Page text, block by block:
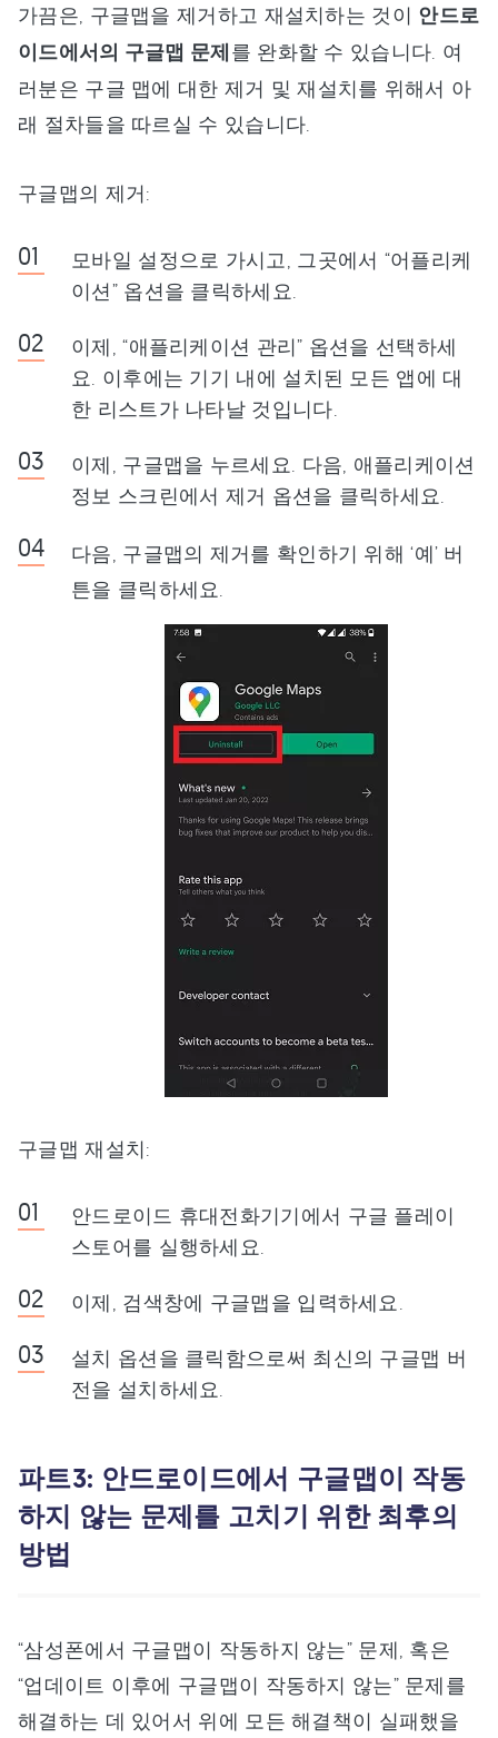
가끔은, 구글맵을 제거하고 재설치하는 것이 안드로
이드에서의 구글맵 문제를 완화할 수 있습니다. 여
러분은 구글 맵에 대한 제거 및 재설치를 위해서 아
래 절차들을 따르실 수 있습니다.
구글맵의 제거:
모바일 설정으로 가시고, 그곳에서 “어플리케
이션” 옵션을 클릭하세요.
이제, “애플리케이션 관리” 옵션을 선택하세
요. 이후에는 기기 내에 설치된 모든 앱에 대
한 리스트가 나타날 것입니다.
이제, 구글맵을 누르세요. 다음, 애플리케이션
정보 스크린에서 제거 옵션을 클릭하세요.
다음, 구글맵의 제거를 확인하기 위해 ‘예’ 버
튼을 클릭하세요.
구글맵 재설치:
안드로이드 휴대전화기기에서 구글 플레이
스토어를 실행하세요.
이제, 검색창에 구글맵을 입력하세요.
설치 옵션을 클릭함으로써 최신의 구글맵 버
전을 설치하세요.
파트3: 안드로이드에서 구글맵이 작동
하지 않는 문제를 고치기 위한 최후의
방법
“삼성폰에서 구글맵이 작동하지 않는” 문제, 혹은
“업데이트 이후에 구글맵이 작동하지 않는” 문제를
해결하는 데 있어서 위에 모든 해결책이 실패했을